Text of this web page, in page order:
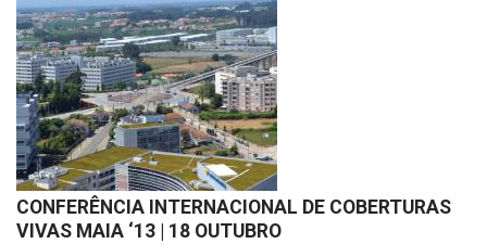
CONFERÊNCIA INTERNACIONAL DE COBERTURAS
VIVAS MAIA ‘13 | 18 OUTUBRO